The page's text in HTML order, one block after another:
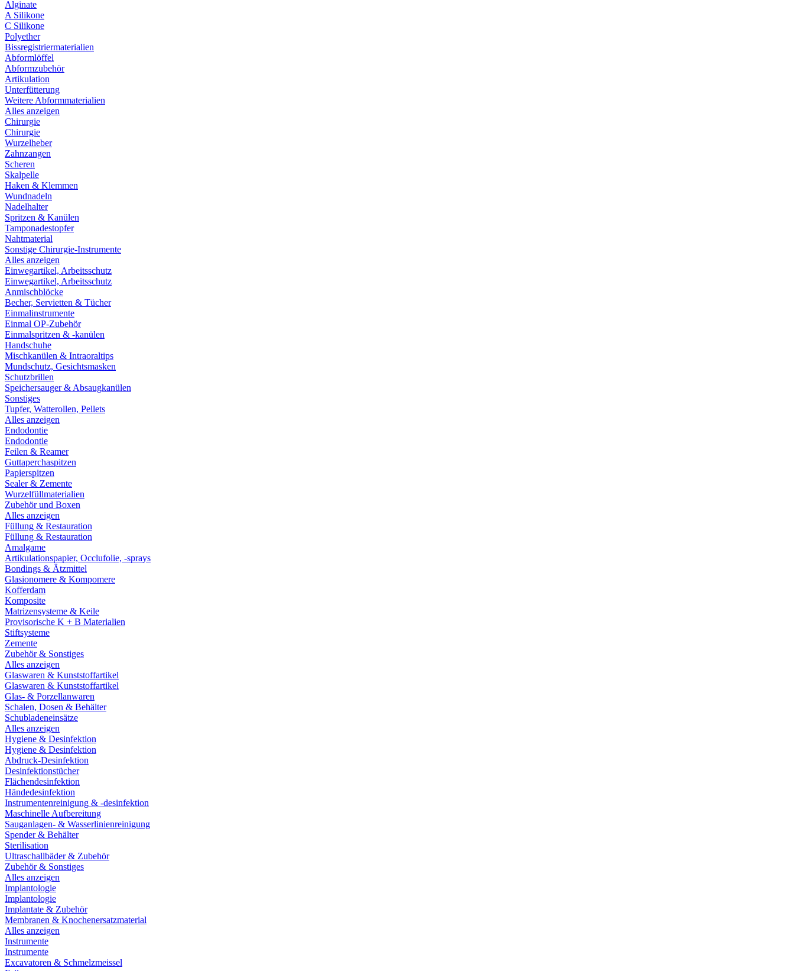
Alginate
A Silikone
C Silikone
Polyether
Bissregistriermaterialien
Abformlöffel
Abformzubehör
Artikulation
Unterfütterung
Weitere Abformmaterialien
Alles anzeigen
Chirurgie
Chirurgie
Wurzelheber
Zahnzangen
Scheren
Skalpelle
Haken & Klemmen
Wundnadeln
Nadelhalter
Spritzen & Kanülen
Tamponadestopfer
Nahtmaterial
Sonstige Chirurgie-Instrumente
Alles anzeigen
Einwegartikel, Arbeitsschutz
Einwegartikel, Arbeitsschutz
Anmischblöcke
Becher, Servietten & Tücher
Einmalinstrumente
Einmal OP-Zubehör
Einmalspritzen & -kanülen
Handschuhe
Mischkanülen & Intraoraltips
Mundschutz, Gesichtsmasken
Schutzbrillen
Speichersauger & Absaugkanülen
Sonstiges
Tupfer, Watterollen, Pellets
Alles anzeigen
Endodontie
Endodontie
Feilen & Reamer
Guttaperchaspitzen
Papierspitzen
Sealer & Zemente
Wurzelfüllmaterialien
Zubehör und Boxen
Alles anzeigen
Füllung & Restauration
Füllung & Restauration
Amalgame
Artikulationspapier, Occlufolie, -sprays
Bondings & Ätzmittel
Glasionomere & Kompomere
Kofferdam
Komposite
Matrizensysteme & Keile
Provisorische K + B Materialien
Stiftsysteme
Zemente
Zubehör & Sonstiges
Alles anzeigen
Glaswaren & Kunststoffartikel
Glaswaren & Kunststoffartikel
Glas- & Porzellanwaren
Schalen, Dosen & Behälter
Schubladeneinsätze
Alles anzeigen
Hygiene & Desinfektion
Hygiene & Desinfektion
Abdruck-Desinfektion
Desinfektionstücher
Flächendesinfektion
Händedesinfektion
Instrumentenreinigung & -desinfektion
Maschinelle Aufbereitung
Sauganlagen- & Wasserlinienreinigung
Spender & Behälter
Sterilisation
Ultraschallbäder & Zubehör
Zubehör & Sonstiges
Alles anzeigen
Implantologie
Implantologie
Implantate & Zubehör
Membranen & Knochenersatzmaterial
Alles anzeigen
Instrumente
Instrumente
Excavatoren & Schmelzmeissel